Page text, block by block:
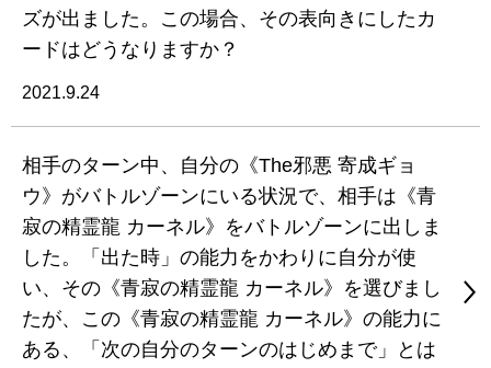
ズが出ました。この場合、その表向きにしたカ
ードはどうなりますか？
2021.9.24
相手のターン中、自分の《The邪悪 寄成ギョ
ウ》がバトルゾーンにいる状況で、相手は《青
寂の精霊龍 カーネル》をバトルゾーンに出しま
した。「出た時」の能力をかわりに自分が使
い、その《青寂の精霊龍 カーネル》を選びまし
たが、この《青寂の精霊龍 カーネル》の能力に
ある、「次の自分のターンのはじめまで」とは